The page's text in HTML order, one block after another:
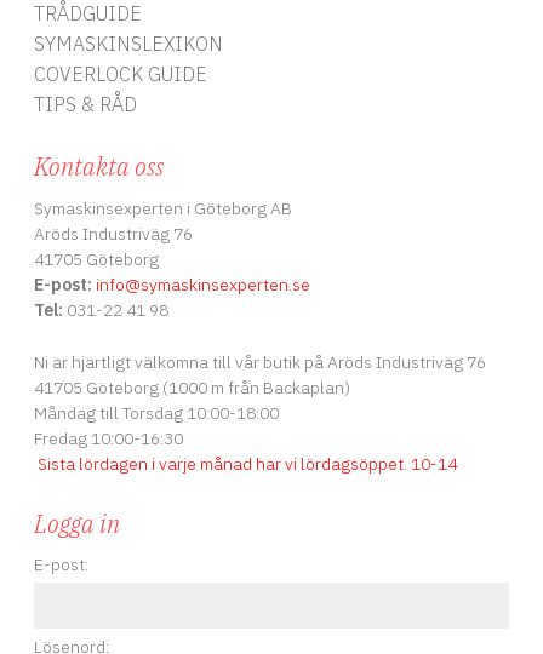
TRÅDGUIDE
SYMASKINSLEXIKON
COVERLOCK GUIDE
TIPS & RÅD
Kontakta oss
Symaskinsexperten i Göteborg AB
Aröds Industriväg 76
41705 Göteborg
E-post: info@symaskinsexperten.se
Tel: 031-22 41 98
Ni är hjärtligt välkomna till vår butik på Aröds Industriväg 76
41705 Göteborg (1000 m från Backaplan)
Måndag till Torsdag 10:00-18:00
Fredag 10:00-16:30
Sista lördagen i varje månad har vi lördagsöppet. 10-14
Logga in
E-post:
Lösenord: